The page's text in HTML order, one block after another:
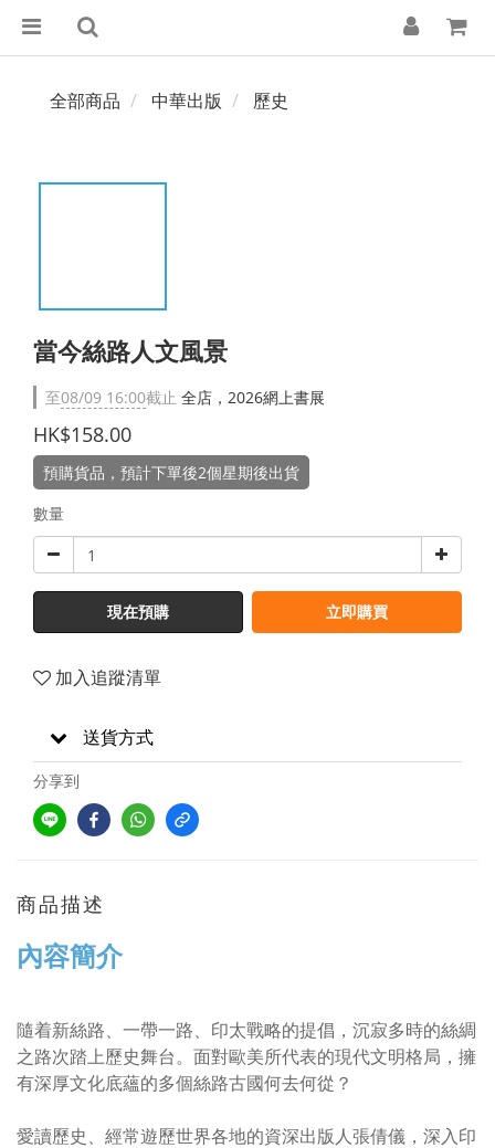
全部商品 中華出版 歷史
當今絲路人文風景
至08/09 16:00截止 全店，2026網上書展
HK$158.00
預購貨品，預計下單後2個星期後出貨
數量
現在預購 立即購買
加入追蹤清單
送貨方式
分享到
商品描述
內容簡介
隨着新絲路、一帶一路、印太戰略的提倡，沉寂多時的絲綢
之路次踏上歷史舞台。面對歐美所代表的現代文明格局，擁
有深厚文化底蘊的多個絲路古國何去何從？
愛讀歷史、經常遊歷世界各地的資深出版人張倩儀，深入印